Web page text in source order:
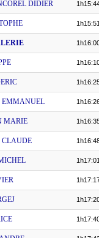
DIDIER
EMMANUEL
MARIE
CLAUDE